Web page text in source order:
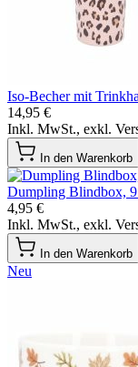
Iso-Becher mit
14,95 €
Inkl. MwSt., exkl.
In den Warenkorb
Dumpling Blindbox,
4,95 €
Inkl. MwSt., exkl.
In den Warenkorb
Neu